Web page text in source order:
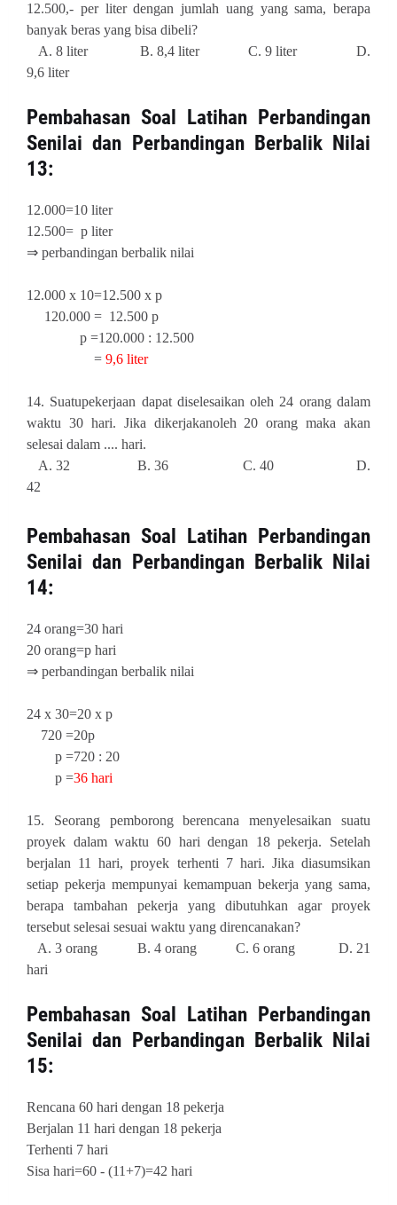
12.500,- per liter dengan jumlah uang yang sama, berapa
banyak beras yang bisa dibeli?
A. 8 liter B. 8,4 liter C. 9 liter D.
9,6 liter
Pembahasan Soal Latihan Perbandingan
Senilai dan Perbandingan Berbalik Nilai
13:
12.000=10 liter
12.500= p liter
⇒ perbandingan berbalik nilai
12.000 x 10=12.500 x p
120.000 = 12.500 p
p =120.000 : 12.500
= 9,6 liter
14. Suatupekerjaan dapat diselesaikan oleh 24 orang dalam
waktu 30 hari. Jika dikerjakanoleh 20 orang maka akan
selesai dalam .... hari.
A. 32 B. 36 C. 40 D.
42
Pembahasan Soal Latihan Perbandingan
Senilai dan Perbandingan Berbalik Nilai
14:
24 orang=30 hari
20 orang=p hari
⇒ perbandingan berbalik nilai
24 x 30=20 x p
720 =20p
p =720 : 20
p =36 hari
15. Seorang pemborong berencana menyelesaikan suatu
proyek dalam waktu 60 hari dengan 18 pekerja. Setelah
berjalan 11 hari, proyek terhenti 7 hari. Jika diasumsikan
setiap pekerja mempunyai kemampuan bekerja yang sama,
berapa tambahan pekerja yang dibutuhkan agar proyek
tersebut selesai sesuai waktu yang direncanakan?
A. 3 orang B. 4 orang C. 6 orang D. 21
hari
Pembahasan Soal Latihan Perbandingan
Senilai dan Perbandingan Berbalik Nilai
15:
Rencana 60 hari dengan 18 pekerja
Berjalan 11 hari dengan 18 pekerja
Terhenti 7 hari
Sisa hari=60 - (11+7)=42 hari